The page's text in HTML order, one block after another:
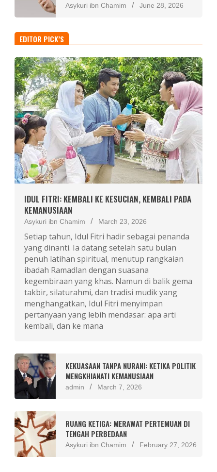
Asykuri ibn Chamim June 28, 2026
EDITOR PICK’S
IDUL FITRI: KEMBALI KE KESUCIAN, KEMBALI PADA
KEMANUSIAAN
Asykuri ibn Chamim March 23, 2026
Setiap tahun, Idul Fitri hadir sebagai penanda
yang dinanti. Ia datang setelah satu bulan
penuh latihan spiritual, menutup rangkaian
ibadah Ramadlan dengan suasana
kegembiraan yang khas. Namun di balik gema
takbir, silaturahmi, dan tradisi mudik yang
menghangatkan, Idul Fitri menyimpan
pertanyaan yang lebih mendasar: apa arti
kembali, dan ke mana
KEKUASAAN TANPA NURANI: KETIKA POLITIK
MENGKHIANATI KEMANUSIAAN
admin March 7, 2026
RUANG KETIGA: MERAWAT PERTEMUAN DI
TENGAH PERBEDAAN
Asykuri ibn Chamim February 27, 2026